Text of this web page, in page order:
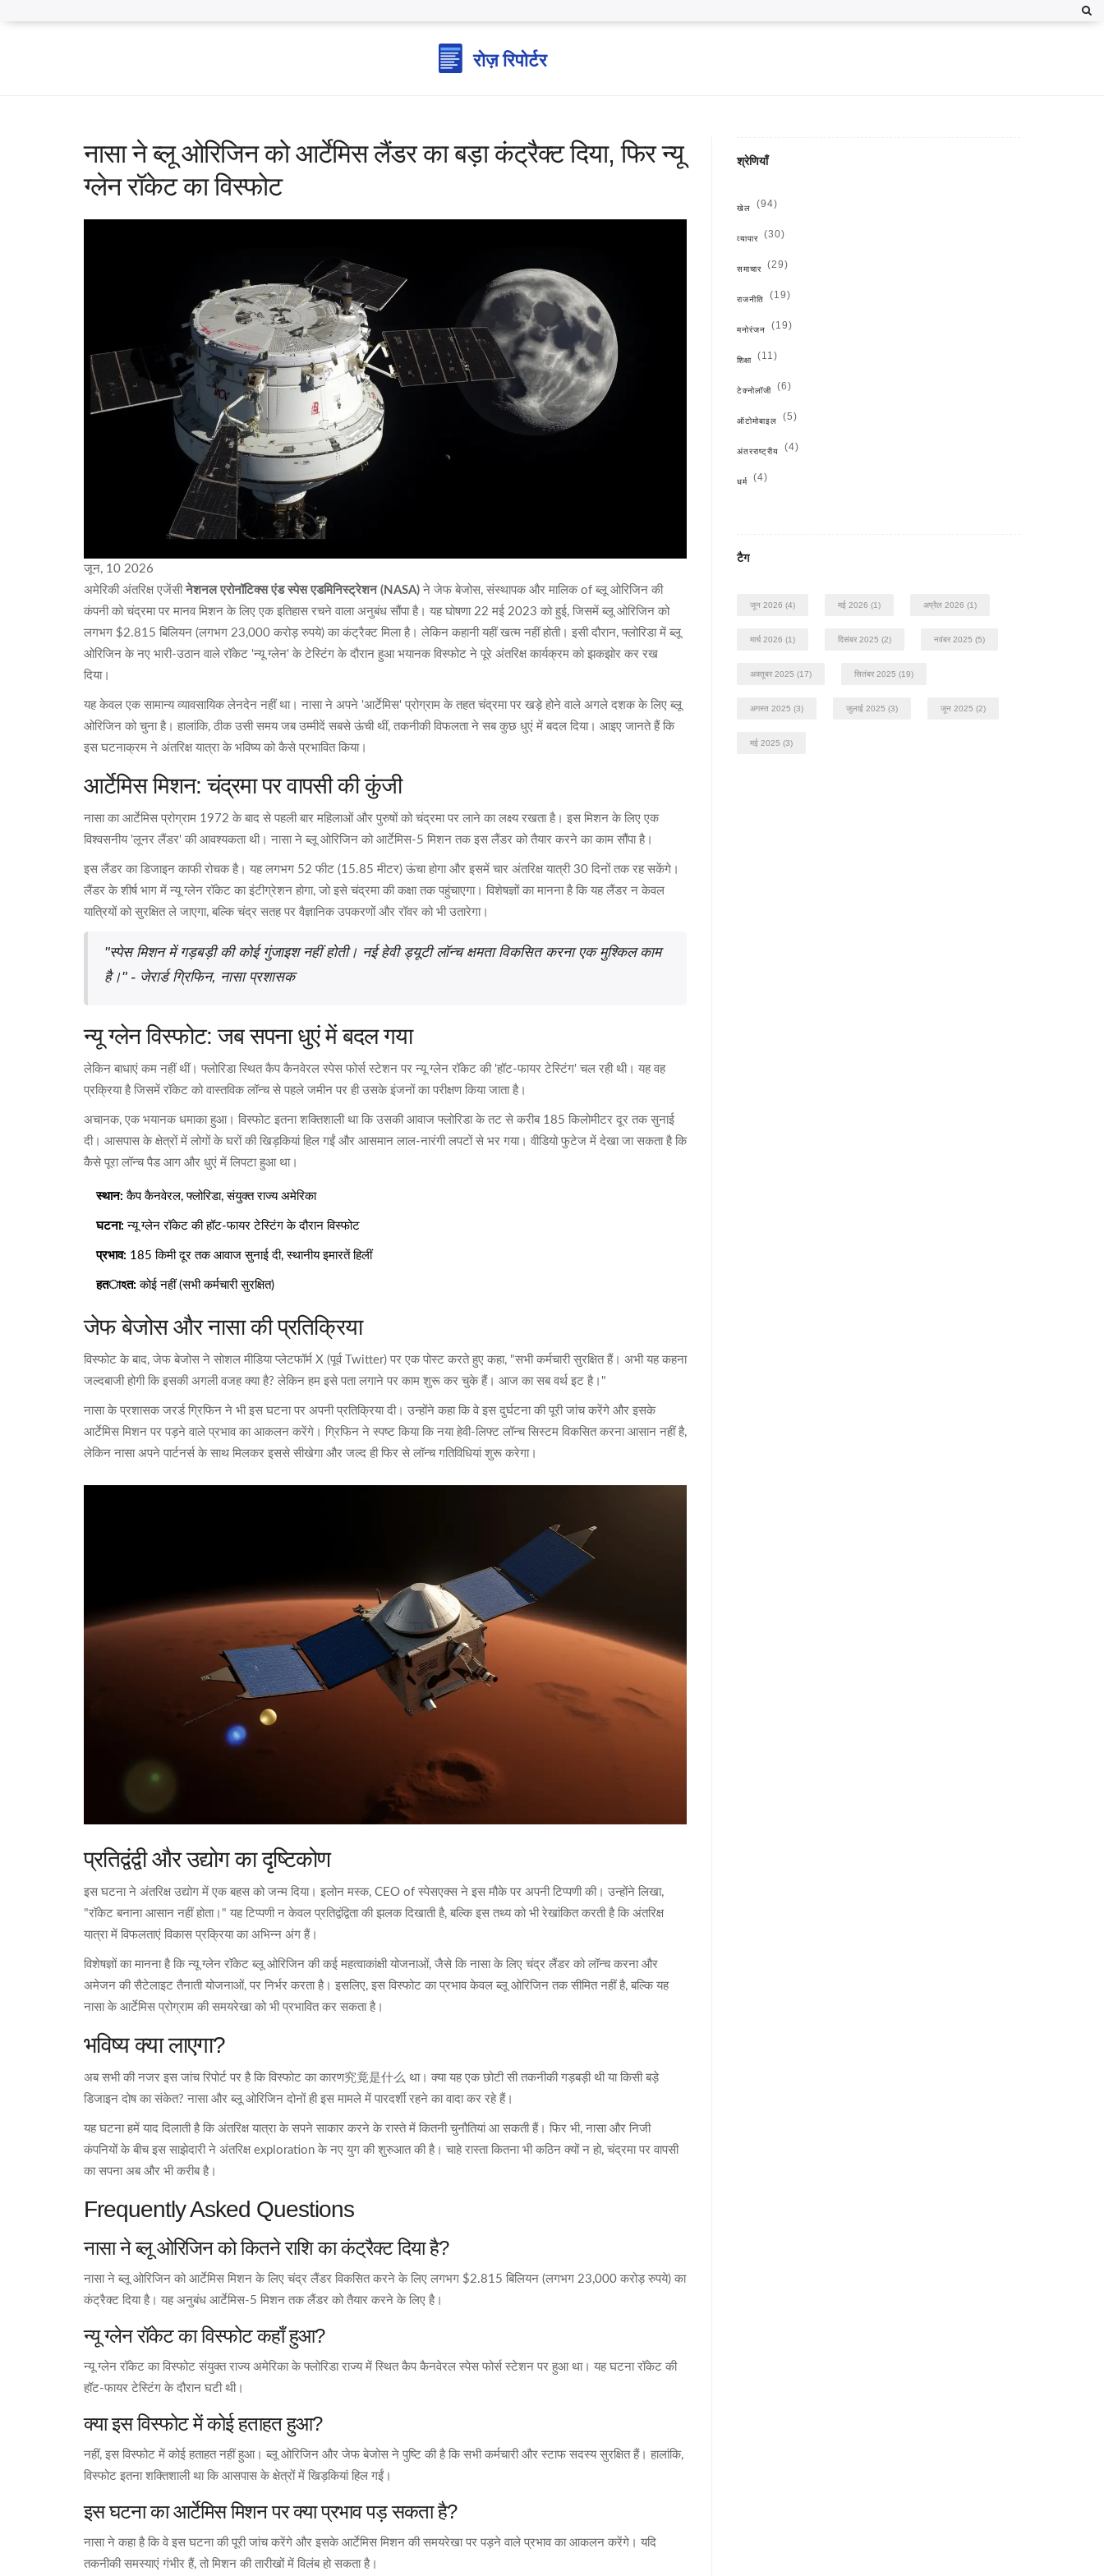
नासा ने ब्लू ओरिजिन को आर्टेमिस लैंडर का बड़ा कंट्रैक्ट दिया, फिर न्यू
ग्लेन रॉकेट का विस्फोट
जून, 10 2026
अमेरिकी अंतरिक्ष एजेंसी नेशनल एरोनॉटिक्स एंड स्पेस एडमिनिस्ट्रेशन (NASA) ने जेफ बेजोस, संस्थापक और मालिकof ब्लू ओरिजिन की
कंपनी को चंद्रमा पर मानव मिशन के लिए एक इतिहास रचने वाला अनुबंध सौंपा है। यह घोषणा 22 मई 2023 को हुई, जिसमें ब्लू ओरिजिन को
लगभग $2.815 बिलियन (लगभग 23,000 करोड़ रुपये) का कंट्रैक्ट मिला है। लेकिन कहानी यहीं खत्म नहीं होती। इसी दौरान, फ्लोरिडा में ब्लू
ओरिजिन के नए भारी-उठान वाले रॉकेट 'न्यू ग्लेन' के टेस्टिंग के दौरान हुआ भयानक विस्फोट ने पूरे अंतरिक्ष कार्यक्रम को झकझोर कर रख
दिया।
यह केवल एक सामान्य व्यावसायिक लेनदेन नहीं था। नासा ने अपने 'आर्टेमिस' प्रोग्राम के तहत चंद्रमा पर खड़े होने वाले अगले दशक के लिए ब्लू
ओरिजिन को चुना है। हालांकि, ठीक उसी समय जब उम्मीदें सबसे ऊंची थीं, तकनीकी विफलता ने सब कुछ धुएं में बदल दिया। आइए जानते हैं कि
इस घटनाक्रम ने अंतरिक्ष यात्रा के भविष्य को कैसे प्रभावित किया।
आर्टेमिस मिशन: चंद्रमा पर वापसी की कुंजी
नासा का आर्टेमिस प्रोग्राम 1972 के बाद से पहली बार महिलाओं और पुरुषों को चंद्रमा पर लाने का लक्ष्य रखता है। इस मिशन के लिए एक
विश्वसनीय 'लूनर लैंडर' की आवश्यकता थी। नासा ने ब्लू ओरिजिन को आर्टेमिस-5 मिशन तक इस लैंडर को तैयार करने का काम सौंपा है।
इस लैंडर का डिजाइन काफी रोचक है। यह लगभग 52 फीट (15.85 मीटर) ऊंचा होगा और इसमें चार अंतरिक्ष यात्री 30 दिनों तक रह सकेंगे।
लैंडर के शीर्ष भाग में न्यू ग्लेन रॉकेट का इंटीग्रेशन होगा, जो इसे चंद्रमा की कक्षा तक पहुंचाएगा। विशेषज्ञों का मानना है कि यह लैंडर न केवल
यात्रियों को सुरक्षित ले जाएगा, बल्कि चंद्र सतह पर वैज्ञानिक उपकरणों और रॉवर को भी उतारेगा।
"स्पेस मिशन में गड़बड़ी की कोई गुंजाइश नहीं होती। नई हेवी ड्यूटी लॉन्च क्षमता विकसित करना एक मुश्किल काम
है।" - जेरार्ड ग्रिफिन, नासा प्रशासक
न्यू ग्लेन विस्फोट: जब सपना धुएं में बदल गया
लेकिन बाधाएं कम नहीं थीं। फ्लोरिडा स्थित कैप कैनवेरल स्पेस फोर्स स्टेशन पर न्यू ग्लेन रॉकेट की 'हॉट-फायर टेस्टिंग' चल रही थी। यह वह
प्रक्रिया है जिसमें रॉकेट को वास्तविक लॉन्च से पहले जमीन पर ही उसके इंजनों का परीक्षण किया जाता है।
अचानक, एक भयानक धमाका हुआ। विस्फोट इतना शक्तिशाली था कि उसकी आवाज फ्लोरिडा के तट से करीब 185 किलोमीटर दूर तक सुनाई
दी। आसपास के क्षेत्रों में लोगों के घरों की खिड़कियां हिल गईं और आसमान लाल-नारंगी लपटों से भर गया। वीडियो फुटेज में देखा जा सकता है कि
कैसे पूरा लॉन्च पैड आग और धुएं में लिपटा हुआ था।
स्थान: कैप कैनवेरल, फ्लोरिडा, संयुक्त राज्य अमेरिका
घटना: न्यू ग्लेन रॉकेट की हॉट-फायर टेस्टिंग के दौरान विस्फोट
प्रभाव: 185 किमी दूर तक आवाज सुनाई दी, स्थानीय इमारतें हिलीं
हतাহत: कोई नहीं (सभी कर्मचारी सुरक्षित)
जेफ बेजोस और नासा की प्रतिक्रिया
विस्फोट के बाद, जेफ बेजोस ने सोशल मीडिया प्लेटफॉर्म X (पूर्व Twitter) पर एक पोस्ट करते हुए कहा, "सभी कर्मचारी सुरक्षित हैं। अभी यह कहना
जल्दबाजी होगी कि इसकी अगली वजह क्या है? लेकिन हम इसे पता लगाने पर काम शुरू कर चुके हैं। आज का सब वर्थ इट है।"
नासा के प्रशासक जरर्ड ग्रिफिन ने भी इस घटना पर अपनी प्रतिक्रिया दी। उन्होंने कहा कि वे इस दुर्घटना की पूरी जांच करेंगे और इसके
आर्टेमिस मिशन पर पड़ने वाले प्रभाव का आकलन करेंगे। ग्रिफिन ने स्पष्ट किया कि नया हेवी-लिफ्ट लॉन्च सिस्टम विकसित करना आसान नहीं है,
लेकिन नासा अपने पार्टनर्स के साथ मिलकर इससे सीखेगा और जल्द ही फिर से लॉन्च गतिविधियां शुरू करेगा।
प्रतिद्वंद्वी और उद्योग का दृष्टिकोण
इस घटना ने अंतरिक्ष उद्योग में एक बहस को जन्म दिया। इलोन मस्क, CEO of स्पेसएक्स ने इस मौके पर अपनी टिप्पणी की। उन्होंने लिखा,
"रॉकेट बनाना आसान नहीं होता।" यह टिप्पणी न केवल प्रतिद्वंद्विता की झलक दिखाती है, बल्कि इस तथ्य को भी रेखांकित करती है कि अंतरिक्ष
यात्रा में विफलताएं विकास प्रक्रिया का अभिन्न अंग हैं।
विशेषज्ञों का मानना है कि न्यू ग्लेन रॉकेट ब्लू ओरिजिन की कई महत्वाकांक्षी योजनाओं, जैसे कि नासा के लिए चंद्र लैंडर को लॉन्च करना और
अमेजन की सैटेलाइट तैनाती योजनाओं, पर निर्भर करता है। इसलिए, इस विस्फोट का प्रभाव केवल ब्लू ओरिजिन तक सीमित नहीं है, बल्कि यह
नासा के आर्टेमिस प्रोग्राम की समयरेखा को भी प्रभावित कर सकता है।
भविष्य क्या लाएगा?
अब सभी की नजर इस जांच रिपोर्ट पर है कि विस्फोट का कारण究竟是什么 था। क्या यह एक छोटी सी तकनीकी गड़बड़ी थी या किसी बड़े
डिजाइन दोष का संकेत? नासा और ब्लू ओरिजिन दोनों ही इस मामले में पारदर्शी रहने का वादा कर रहे हैं।
यह घटना हमें याद दिलाती है कि अंतरिक्ष यात्रा के सपने साकार करने के रास्ते में कितनी चुनौतियां आ सकती हैं। फिर भी, नासा और निजी
कंपनियों के बीच इस साझेदारी ने अंतरिक्ष exploration के नए युग की शुरुआत की है। चाहे रास्ता कितना भी कठिन क्यों न हो, चंद्रमा पर वापसी
का सपना अब और भी करीब है।
Frequently Asked Questions
नासा ने ब्लू ओरिजिन को कितने राशि का कंट्रैक्ट दिया है?
नासा ने ब्लू ओरिजिन को आर्टेमिस मिशन के लिए चंद्र लैंडर विकसित करने के लिए लगभग $2.815 बिलियन (लगभग 23,000 करोड़ रुपये) का
कंट्रैक्ट दिया है। यह अनुबंध आर्टेमिस-5 मिशन तक लैंडर को तैयार करने के लिए है।
न्यू ग्लेन रॉकेट का विस्फोट कहाँ हुआ?
न्यू ग्लेन रॉकेट का विस्फोट संयुक्त राज्य अमेरिका के फ्लोरिडा राज्य में स्थित कैप कैनवेरल स्पेस फोर्स स्टेशन पर हुआ था। यह घटना रॉकेट की
हॉट-फायर टेस्टिंग के दौरान घटी थी।
क्या इस विस्फोट में कोई हताहत हुआ?
नहीं, इस विस्फोट में कोई हताहत नहीं हुआ। ब्लू ओरिजिन और जेफ बेजोस ने पुष्टि की है कि सभी कर्मचारी और स्टाफ सदस्य सुरक्षित हैं। हालांकि,
विस्फोट इतना शक्तिशाली था कि आसपास के क्षेत्रों में खिड़कियां हिल गईं।
इस घटना का आर्टेमिस मिशन पर क्या प्रभाव पड़ सकता है?
नासा ने कहा है कि वे इस घटना की पूरी जांच करेंगे और इसके आर्टेमिस मिशन की समयरेखा पर पड़ने वाले प्रभाव का आकलन करेंगे। यदि
तकनीकी समस्याएं गंभीर हैं, तो मिशन की तारीखों में विलंब हो सकता है।
श्रेणियाँ
खेल (94)
व्यापार (30)
समाचार (29)
राजनीति (19)
मनोरंजन (19)
शिक्षा (11)
टेक्नोलॉजी (6)
ऑटोमोबाइल (5)
अंतरराष्ट्रीय (4)
धर्म (4)
टैग
जून 2026 (4) मई 2026 (1) अप्रैल 2026 (1)
मार्च 2026 (1) दिसंबर 2025 (2) नवंबर 2025 (5)
अक्तूबर 2025 (17) सितंबर 2025 (19)
अगस्त 2025 (3) जुलाई 2025 (3) जून 2025 (2)
मई 2025 (3)